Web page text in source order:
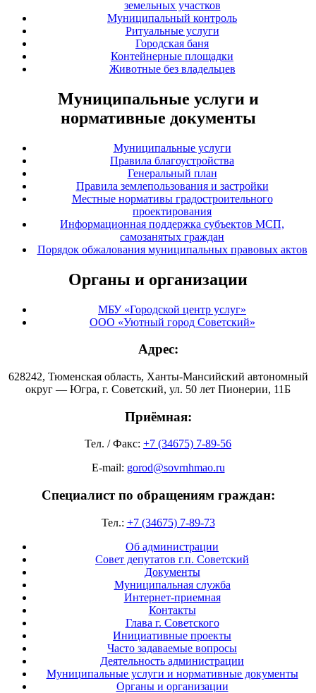
земельных участков
Муниципальный контроль
Ритуальные услуги
Городская баня
Контейнерные площадки
Животные без владельцев
Муниципальные услуги и
нормативные документы
Муниципальные услуги
Правила благоустройства
Генеральный план
Правила землепользования и застройки
Местные нормативы градостроительного
проектирования
Информационная поддержка субъектов МСП,
самозанятых граждан
Порядок обжалования муниципальных правовых актов
Органы и организации
МБУ «Городской центр услуг»
ООО «Уютный город Советский»
Адрес:
628242, Тюменская область, Ханты-Мансийский автономный
округ — Югра, г. Советский, ул. 50 лет Пионерии, 11Б
Приёмная:
Тел. / Факс: +7 (34675) 7-89-56
E-mail: gorod@sovrnhmao.ru
Специалист по обращениям граждан:
Тел.: +7 (34675) 7-89-73
Об администрации
Совет депутатов г.п. Советский
Документы
Муниципальная служба
Интернет-приемная
Контакты
Глава г. Советского
Инициативные проекты
Часто задаваемые вопросы
Деятельность администрации
Муниципальные услуги и нормативные документы
Органы и организации